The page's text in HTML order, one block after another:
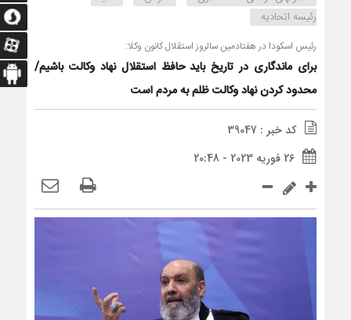
رئیسه اتحادیه
رئیس اسکودا در هفتادمین سالروز استقلال کانون وکلا:
برای ماندگاری در تاریخ باید حافظ استقلال نهاد وکالت باشیم/
محدود کردن نهاد وکالت ظلم به مردم است
کد خبر : 39047
26 فوریه 2023 - 20:48